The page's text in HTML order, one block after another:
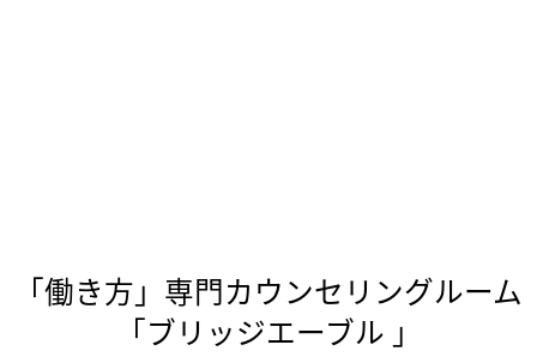
「働き方」専門カウンセリングルーム
「ブリッジエーブル 」